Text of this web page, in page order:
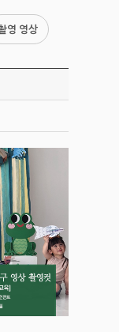
영 영상